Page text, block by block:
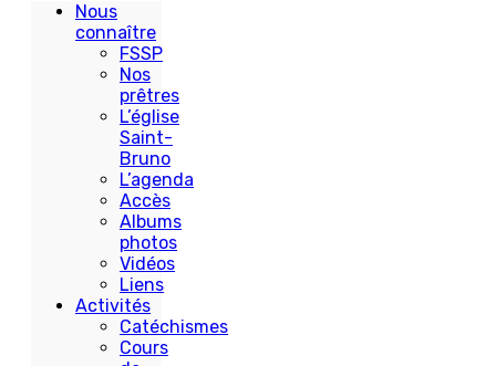
Nous
connaître
FSSP
Nos
prêtres
L’église
Saint-
Bruno
L’agenda
Accès
Albums
photos
Vidéos
Liens
Activités
Catéchismes
Cours